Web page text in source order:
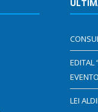
EDITAL
LEI